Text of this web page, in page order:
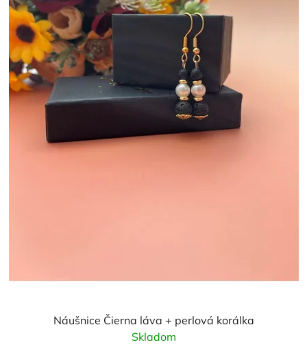
Náušnice Čierna láva + perlová korálka
Skladom